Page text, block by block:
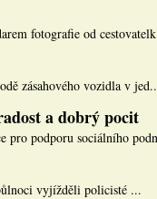
fotografie od
zásahového vozidla v
a dobrý pocit
pro podporu sociálního
vyjížděli policisté ...